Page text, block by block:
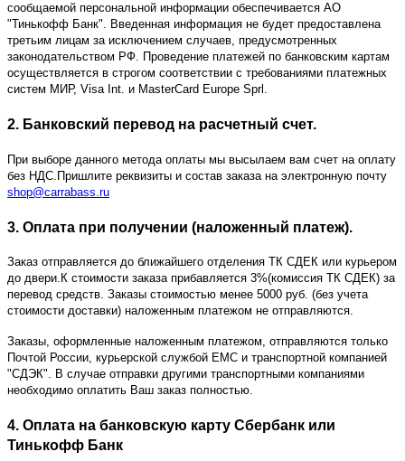
сообщаемой персональной информации обеспечивается АО
"Тинькофф Банк". Введенная информация не будет предоставлена
третьим лицам за исключением случаев, предусмотренных
законодательством РФ. Проведение платежей по банковским картам
осуществляется в строгом соответствии с требованиями платежных
систем МИР, Visa Int. и MasterCard Europe Sprl.
2. Банковский перевод на расчетный счет.
При выборе данного метода оплаты мы высылаем вам счет на оплату
без НДС.Пришлите реквизиты и состав заказа на электронную почту
shop@carrabass.ru
3. Оплата при получении (наложенный платеж).
Заказ отправляется до ближайшего отделения ТК СДЕК или курьером
до двери.К стоимости заказа прибавляется 3%(комиссия ТК СДЕК) за
перевод средств. Заказы стоимостью менее 5000 руб. (без учета
стоимости доставки) наложенным платежом не отправляются.
Заказы, оформленные наложенным платежом, отправляются только
Почтой России, курьерской службой ЕМС и транспортной компанией
"СДЭК". В случае отправки другими транспортными компаниями
необходимо оплатить Ваш заказ полностью.
4. Оплата на банковскую карту Сбербанк или
Тинькофф Банк